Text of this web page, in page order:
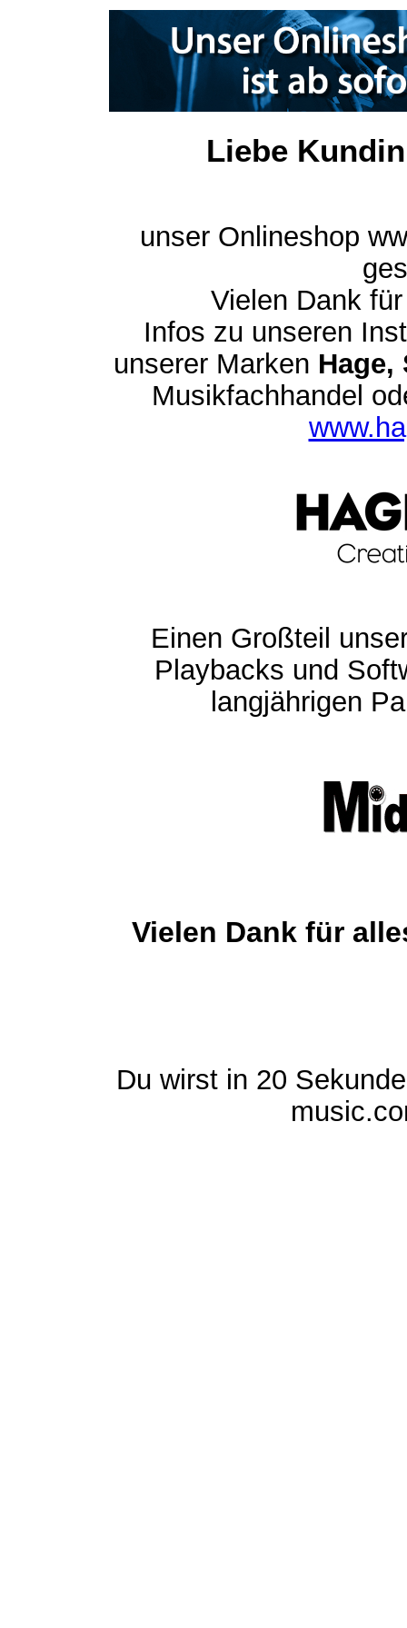
Liebe
unser Onlineshop
Vielen Dank
Infos zu unseren
unserer Marken Hage,
Musikfachhandel
Einen Großteil
Playbacks und
langjährigen
Vielen Dank für
Du wirst in 20